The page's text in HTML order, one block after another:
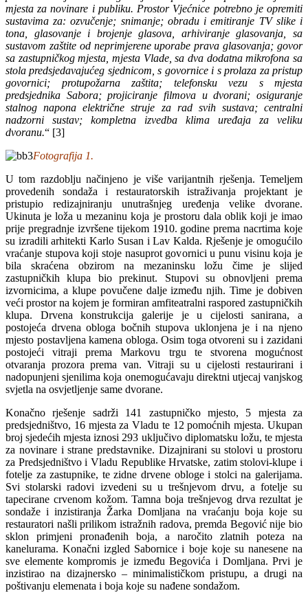
mjesta za novinare i publiku. Prostor Vjećnice potrebno je opremiti
sustavima za: ozvučenje; snimanje; obradu i emitiranje TV slike i
tona, glasovanje i brojenje glasova, arhiviranje glasovanja, sa
sustavom zaštite od neprimjerene uporabe prava glasovanja; govor
sa zastupničkog mjesta, mjesta Vlade, sa dva dodatna mikrofona sa
stola predsjedavajućeg sjednicom, s govornice i s prolaza za pristup
govornici; protupožarna zaštita; telefonsku vezu s mjesta
predsjednika Sabora; projiciranje filmova u dvorani; osiguranje
stalnog napona električne struje za rad svih sustava; centralni
nadzorni sustav; kompletna izvedba klima uređaja za veliku
dvoranu.“ [3]
Fotografija 1.
U tom razdoblju načinjeno je više varijantnih rješenja. Temeljem
provedenih sondaža i restauratorskih istraživanja projektant je
pristupio redizajniranju unutrašnjeg uređenja velike dvorane.
Ukinuta je loža u mezaninu koja je prostoru dala oblik koji je imao
prije pregradnje izvršene tijekom 1910. godine prema nacrtima koje
su izradili arhitekti Karlo Susan i Lav Kalda. Rješenje je omogućilo
vraćanje stupova koji stoje nasuprot govornici u punu visinu koja je
bila skraćena obzirom na mezaninsku ložu čime je slijed
zastupničkih klupa bio prekinut. Stupovi su obnovljeni prema
izvornicima, a klupe povučene dalje između njih. Time je dobiven
veći prostor na kojem je formiran amfiteatralni raspored zastupničkih
klupa. Drvena konstrukcija galerije je u cijelosti sanirana, a
postojeća drvena obloga bočnih stupova uklonjena je i na njeno
mjesto postavljena kamena obloga. Osim toga otvoreni su i zazidani
postojeći vitraji prema Markovu trgu te stvorena mogućnost
otvaranja prozora prema van. Vitraji su u cijelosti restaurirani i
nadopunjeni sjenilima koja onemogućavaju direktni utjecaj vanjskog
svjetla na osvjetljenje same dvorane.
Konačno rješenje sadrži 141 zastupničko mjesto, 5 mjesta za
predsjedništvo, 16 mjesta za Vladu te 12 pomoćnih mjesta. Ukupan
broj sjedećih mjesta iznosi 293 uključivo diplomatsku ložu, te mjesta
za novinare i strane predstavnike. Dizajnirani su stolovi u prostoru
za Predsjedništvo i Vladu Republike Hrvatske, zatim stolovi-klupe i
fotelje za zastupnike, te zidne drvene obloge i stolci na galerijama.
Svi stolarski radovi izvedeni su u trešnjevom drvu, a fotelje su
tapecirane crvenom kožom. Tamna boja trešnjevog drva rezultat je
sondaže i inzistiranja Žarka Domljana na vraćanju boja koje su
restauratori našli prilikom istražnih radova, premda Begović nije bio
sklon primjeni pronađenih boja, a naročito zlatnih poteza na
kanelurama. Konačni izgled Sabornice i boje koje su nanesene na
sve elemente kompromis je između Begovića i Domljana. Prvi je
inzistirao na dizajnersko – minimalističkom pristupu, a drugi na
poštivanju elemenata i boja koje su nađene sondažom.